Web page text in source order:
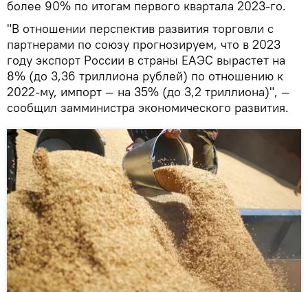
более 90% по итогам первого квартала 2023-го.
"В отношении перспектив развития торговли с
партнерами по союзу прогнозируем, что в 2023
году экспорт России в страны ЕАЭС вырастет на
8% (до 3,36 триллиона рублей) по отношению к
2022-му, импорт — на 35% (до 3,2 триллиона)", —
сообщил замминистра экономического развития.